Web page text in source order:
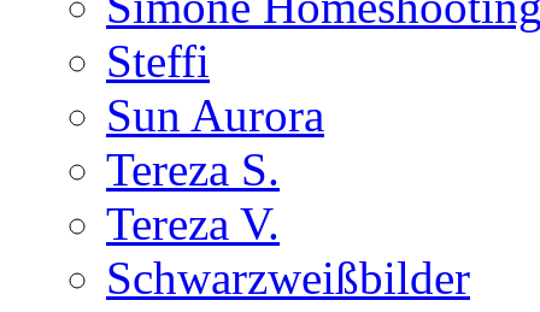
Steffi
Sun Aurora
Tereza S.
Tereza V.
Schwarzweißbilder